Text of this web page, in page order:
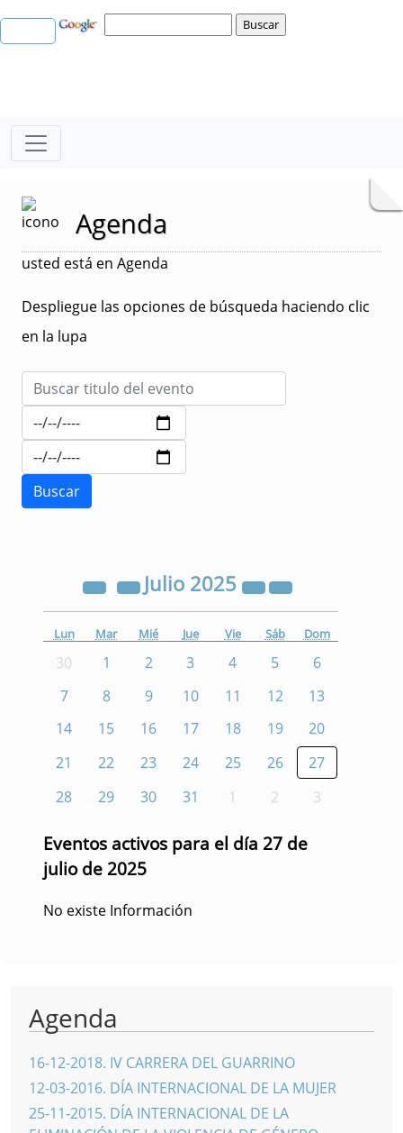
Agenda
usted está en Agenda
Despliegue las opciones de búsqueda haciendo clic
en la lupa
Julio 2025
Lun Mar Mié Jue Vie Sáb Dom
30 1 2 3 4 5
6
7
8 9 10 11 12
13
14
15 16 17 18 19
20
21
22 23 24 25 26
27
28
29 30 31 1 2 3
Eventos activos para el día 27 de
julio de 2025
No existe Información
Agenda
16-12-2018. IV CARRERA DEL GUARRINO
12-03-2016. DÍA INTERNACIONAL DE LA MUJER
25-11-2015. DÍA INTERNACIONAL DE LA